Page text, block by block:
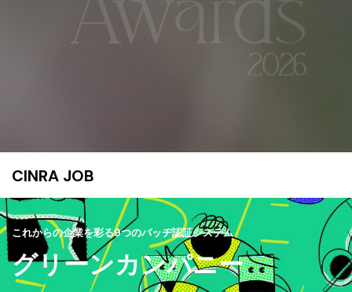
CINRA JOB
これからの企業を彩る9つのバッヂ認証システム
グリーンカンパニー